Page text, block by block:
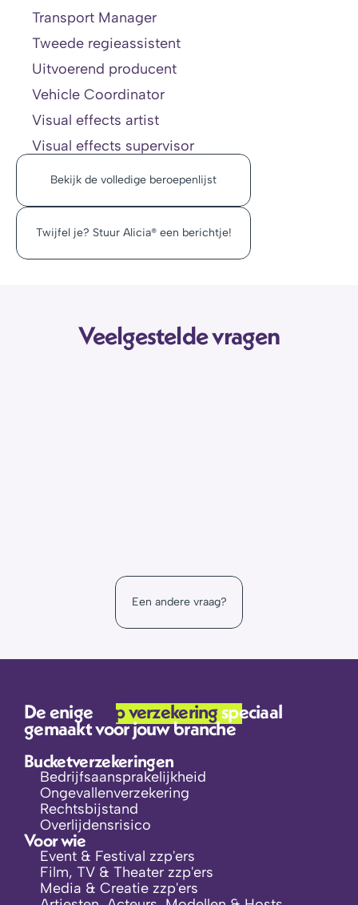
Transport Manager
Tweede regieassistent
Uitvoerend producent
Vehicle Coordinator
Visual effects artist
Visual effects supervisor
Bekijk de volledige beroepenlijst
Twijfel je? Stuur Alicia® een berichtje!
Veelgestelde vragen
beroepenpagina
portal omgeving
Een andere vraag?
De enige zzp verzekering speciaal
gemaakt voor jouw branche
Bucketverzekeringen
Bedrijfsaansprakelijkheid
Ongevallenverzekering
Rechtsbijstand
Overlijdensrisico
Voor wie
Event & Festival zzp'ers
Film, TV & Theater zzp'ers
Media & Creatie zzp'ers